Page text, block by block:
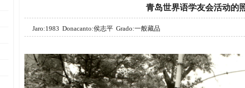
青岛世界语学友会活动的
Jaro:1983 Donacanto:侯志平 Grado:一般藏品